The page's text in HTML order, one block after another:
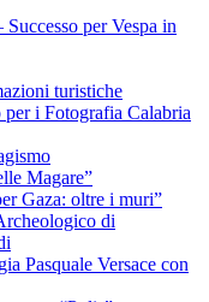
per Vespa in
turistiche
i Fotografia Calabria
Magare”
Gaza: oltre i muri”
di
Pasquale Versace con